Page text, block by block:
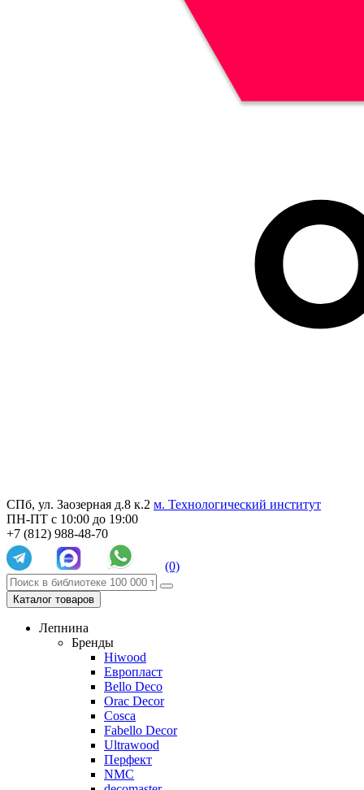
СПб, ул. Заозерная д.8 к.2 м. Технологический институт
ПН-ПТ с 10:00 до 19:00
+7 (812) 988-48-70
(0)
Каталог товаров
Лепнина
Бренды
Hiwood
Европласт
Bello Deco
Orac Decor
Cosca
Fabello Decor
Ultrawood
Перфект
NMC